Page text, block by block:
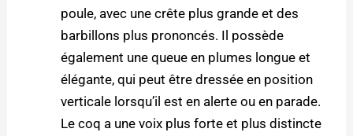
poule, avec une crête plus grande et des
barbillons plus prononcés. Il possède
également une queue en plumes longue et
élégante, qui peut être dressée en position
verticale lorsqu’il est en alerte ou en parade.
Le coq a une voix plus forte et plus distincte